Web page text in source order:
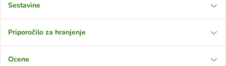
Sestavine
Priporočilo za hranjenje
Ocene